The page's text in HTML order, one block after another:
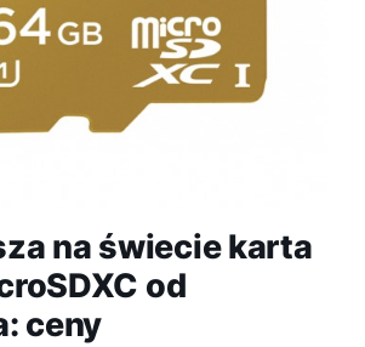
na świecie karta
od
ceny